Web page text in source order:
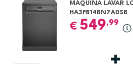
MÁQUINA LAVAR
HA3FB14BN7A0SB
€ 549,99